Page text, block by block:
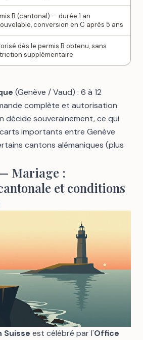
B (cantonal) — durée 1 an
conversion en C après 5 ans
dès le permis B obtenu, sans
supplémentaire
(Genève / Vaud) : 6 à 12
complète et autorisation
décide souverainement, ce qui
importants entre Genève
cantons alémaniques (plus
Mariage :
et conditions
Suisse est célébré par l'Office